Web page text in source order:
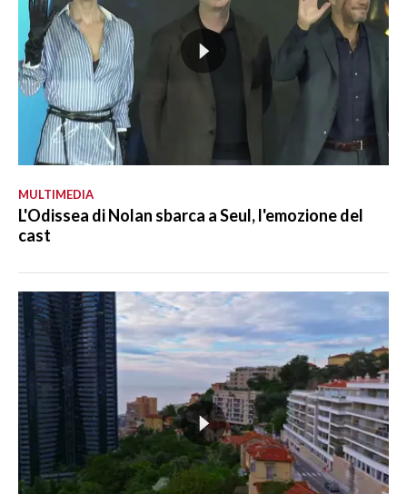
MULTIMEDIA
L'Odissea di Nolan sbarca a Seul, l'emozione del
cast